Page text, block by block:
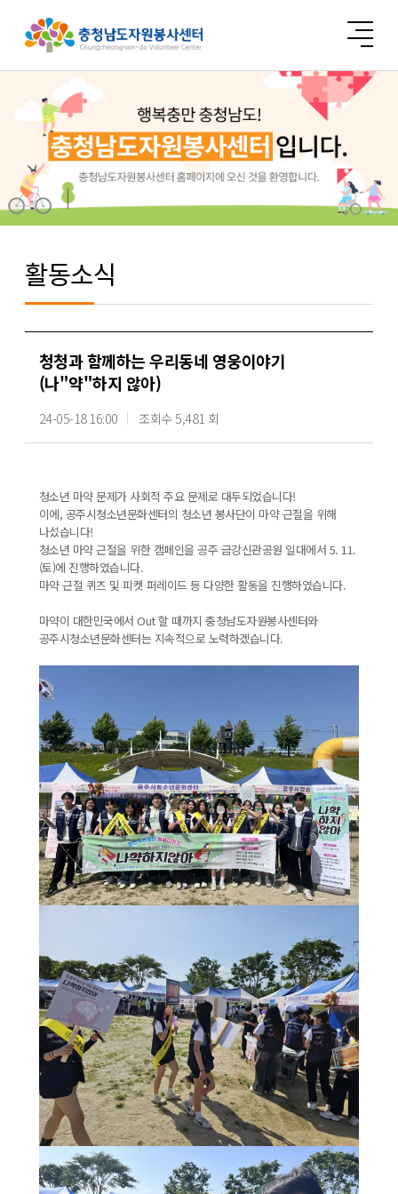
활동소식
청청과 함께하는 우리동네 영웅이야기
(나"약"하지 않아)
24-05-18 16:00 조회수 5,481 회
청소년 마약 문제가 사회적 주요 문제로 대두되었습니다!
이에, 공주시청소년문화센터의 청소년 봉사단이 마약 근절을 위해
나섰습니다!
청소년 마약 근절을 위한 캠페인을 공주 금강신관공원 일대에서 5. 11.
(토)에 진행하였습니다.
마약 근절 퀴즈 및 피켓 퍼레이드 등 다양한 활동을 진행하였습니다.
마약이 대한민국에서 Out 할 때까지 충청남도자원봉사센터와
공주시청소년문화센터는 지속적으로 노력하겠습니다.